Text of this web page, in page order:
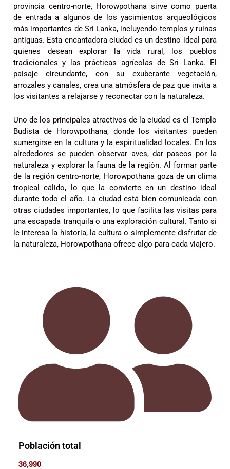
provincia centro-norte, Horowpothana sirve como puerta
de entrada a algunos de los yacimientos arqueológicos
más importantes de Sri Lanka, incluyendo templos y ruinas
antiguas. Esta encantadora ciudad es un destino ideal para
quienes desean explorar la vida rural, los pueblos
tradicionales y las prácticas agrícolas de Sri Lanka. El
paisaje circundante, con su exuberante vegetación,
arrozales y canales, crea una atmósfera de paz que invita a
los visitantes a relajarse y reconectar con la naturaleza.
Uno de los principales atractivos de la ciudad es el Templo
Budista de Horowpothana, donde los visitantes pueden
sumergirse en la cultura y la espiritualidad locales. En los
alrededores se pueden observar aves, dar paseos por la
naturaleza y explorar la fauna de la región. Al formar parte
de la región centro-norte, Horowpothana goza de un clima
tropical cálido, lo que la convierte en un destino ideal
durante todo el año. La ciudad está bien comunicada con
otras ciudades importantes, lo que facilita las visitas para
una escapada tranquila o una exploración cultural. Tanto si
le interesa la historia, la cultura o simplemente disfrutar de
la naturaleza, Horowpothana ofrece algo para cada viajero.
Población total
36,990